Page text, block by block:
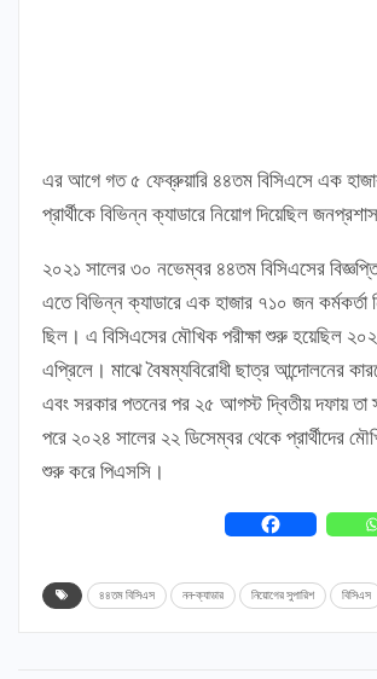
এর আগে গত ৫ ফেব্রুয়ারি ৪৪তম বিসিএসে এক
প্রার্থীকে বিভিন্ন ক্যাডারে নিয়োগ দিয়েছিল
২০২১ সালের ৩০ নভেম্বর ৪৪তম বিসিএসের
এতে বিভিন্ন ক্যাডারে এক হাজার ৭১০ জন কর্মকর্তা
ছিল। এ বিসিএসের মৌখিক পরীক্ষা শুরু হয়েছিল
এপ্রিলে। মাঝে বৈষম্যবিরোধী ছাত্র আন্দোলনের
এবং সরকার পতনের পর ২৫ আগস্ট দ্বিতীয় দফায় তা
পরে ২০২৪ সালের ২২ ডিসেম্বর থেকে প্রার্থীদের
শুরু করে পিএসসি।
৪৪তম বিসিএস নন-ক্যাডার নিয়োগের সুপারিশ বিসিএস